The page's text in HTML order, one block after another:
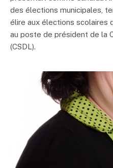
des élections municipales,
élire aux élections scolaires
au poste de président de la
(CSDL).